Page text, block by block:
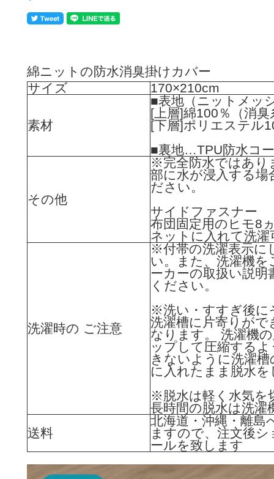
綿ニットの防水消臭掛けカバー
サイズ
170×210cm
素材
■表地（ニットメッ
[上層]綿100％（消
[下層]ポリエステル
■裏地…TPU防水コ
その他
※完全防水ではあり
部に水が浸入する
ださい。
サイドファスナー
布団固定用のヒモ8
ネットに入れて洗濯
洗濯時の ご注意
※付帯の洗濯表示に
い。また、洗濯機を
ーカーの取扱い説
ください。
※洗い・すすぎ後に
洗濯槽に片寄りがで
なります。 洗濯機
ップして圧縮する
きないように洗濯
に入れたまま脱水
※脱水は軽く水気を
長時間の脱水は洗濯
送料
北海道・沖縄・離島
ますので、注文後
ールを致します